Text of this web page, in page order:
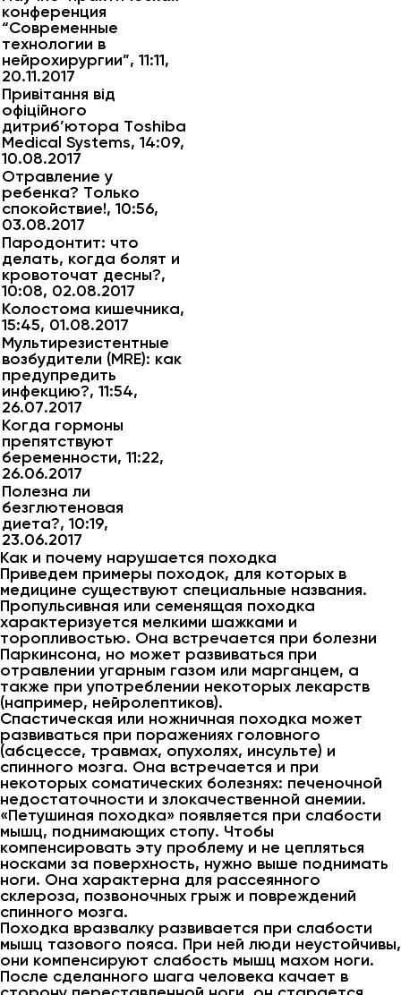
конференция
“Современные
технологии в
нейрохирургии”, 11:11,
20.11.2017
Привітання від
офіційного
дитриб’ютора Toshiba
Medical Systems, 14:09,
10.08.2017
Отравление у
ребенка? Только
спокойствие!, 10:56,
03.08.2017
Пародонтит: что
делать, когда болят и
кровоточат десны?,
10:08, 02.08.2017
Колостома кишечника,
15:45, 01.08.2017
Мультирезистентные
возбудители (MRE): как
предупредить
инфекцию?, 11:54,
26.07.2017
Когда гормоны
препятствуют
беременности, 11:22,
26.06.2017
Полезна ли
безглютеновая
диета?, 10:19,
23.06.2017
Как и почему нарушается походка
Приведем примеры походок, для которых в
медицине существуют специальные названия.
Пропульсивная или семенящая походка
характеризуется мелкими шажками и
торопливостью. Она встречается при болезни
Паркинсона, но может развиваться при
отравлении угарным газом или марганцем, а
также при употреблении некоторых лекарств
(например, нейролептиков).
Спастическая или ножничная походка может
развиваться при поражениях головного
(абсцессе, травмах, опухолях, инсульте) и
спинного мозга. Она встречается и при
некоторых соматических болезнях: печеночной
недостаточности и злокачественной анемии.
«Петушиная походка» появляется при слабости
мышц, поднимающих стопу. Чтобы
компенсировать эту проблему и не цепляться
носками за поверхность, нужно выше поднимать
ноги. Она характерна для рассеянного
склероза, позвоночных грыж и повреждений
спинного мозга.
Походка вразвалку развивается при слабости
мышц тазового пояса. При ней люди неустойчивы,
они компенсируют слабость мышц махом ноги.
После сделанного шага человека качает в